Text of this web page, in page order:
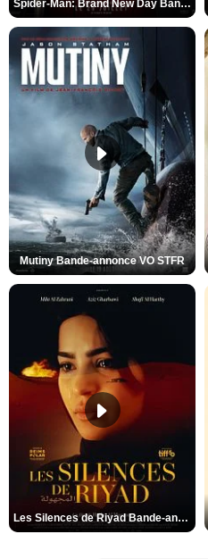
Spider-Man: Brand New Day Bande-annonce VO STFR
Mutiny Bande-annonce VO STFR
Les Silences de Riyad Bande-annonce VO STFR